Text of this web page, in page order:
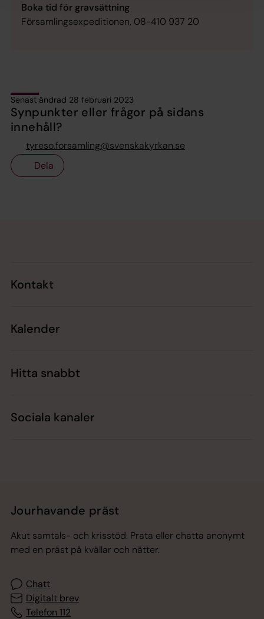
Boka tid för gravsättning
Församlingsexpeditionen, 08-410 937 20
Senast ändrad 28 februari 2023
Synpunkter eller frågor på sidans
innehåll?
tyreso.forsamling@svenskakyrkan.se
Dela
Kontakt
Kalender
Hitta snabbt
Sociala kanaler
Jourhavande präst
Akut samtals- och krisstöd. Prata eller chatta anonymt
med en präst på kvällar och nätter.
Chatt
Digitalt brev
Telefon 112